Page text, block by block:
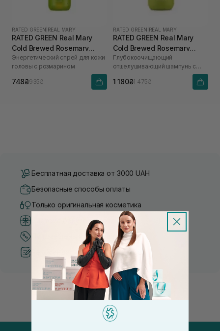
RATED GREEN REAL MARY
RATED GREEN Real Mary
Cold Brewed Rosemary
Energizing Scalp Spray 120
мл
Энергетический спрей для кожи
головы с розмарином
748₴935₴
RATED GREEN REAL MARY
RATED GREEN Real Mary
Cold Brewed Rosemary
Exfoliating Scalp Shampoo
400 ml
Глубокоочищающий
отшелушивающий шампунь с
1 180₴1 475₴
Бесплатная доставка от 3000 UAH
Безопасные способы оплаты
Только оригинальная косметика
Система бонусов и лояльности
Лучшие цены и топ товары
Рекомендации от косметологов